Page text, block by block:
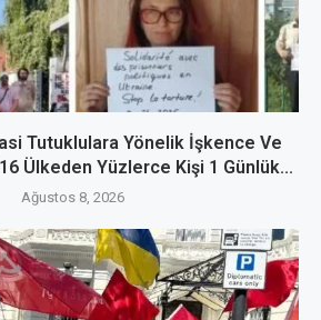
Tutuklulara Yönelik İşkence Ve
Ülkeden Yüzlerce Kişi 1 Günlük...
Ağustos 8, 2026